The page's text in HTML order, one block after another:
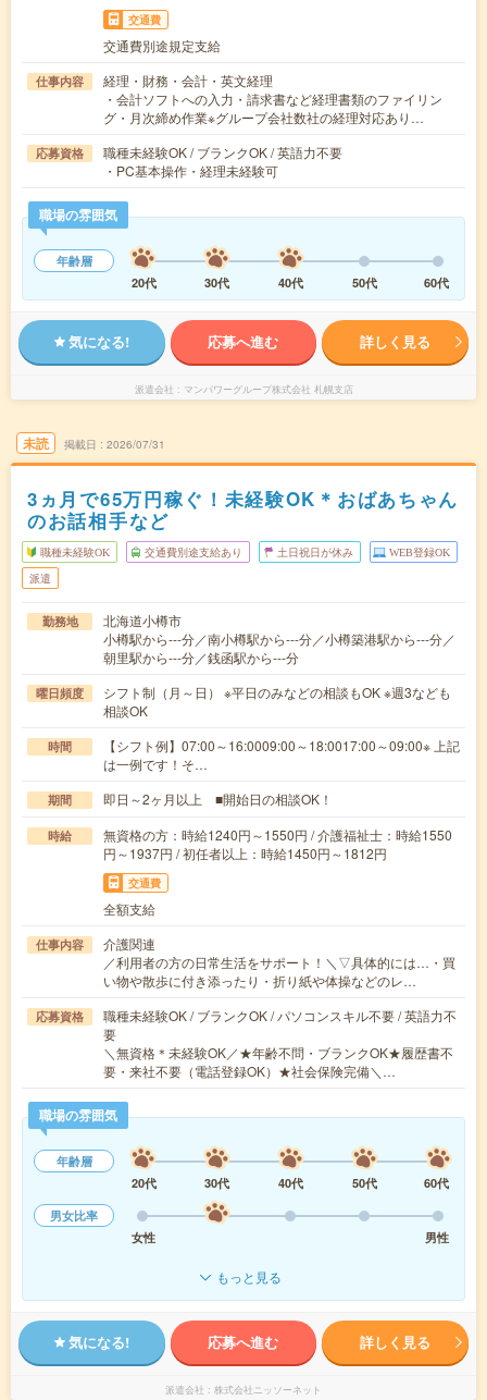
交通費
交通費別途規定支給
仕事内容
経理・財務・会計・英文経理
・会計ソフトへの入力・請求書など経理書類のファイリン
グ・月次締め作業※グループ会社数社の経理対応あり…
応募資格
職種未経験OK / ブランクOK / 英語力不要
・PC基本操作・経理未経験可
職場の雰囲気
年齢層
20代
30代 40代 50代 60代
気になる! 応募へ進む 詳しく見る
派遣会社 マンパワーグループ株式会社 札幌支店
未読 掲載日 2026/07/31
3ヵ月で65万円稼ぐ！未経験OK＊おばあちゃん
のお話相手など
職種未経験OK 交通費別途支給あり 土日祝日が休み WEB登録OK
派遣
勤務地
北海道小樽市
小樽駅から---分／南小樽駅から---分／小樽築港駅から---分／
朝里駅から---分／銭函駅から---分
曜日頻度
シフト制（月～日） ※平日のみなどの相談もOK ※週3なども
相談OK
時間
【シフト例】07:00～16:0009:00～18:0017:00～09:00※ 上記
は一例です！そ…
期間 即日～2ヶ月以上 ■開始日の相談OK！
時給
無資格の方：時給1240円～1550円 / 介護福祉士：時給1550
円～1937円 / 初任者以上：時給1450円～1812円
交通費
全額支給
仕事内容
介護関連
／利用者の方の日常生活をサポート！＼▽具体的には…・買
い物や散歩に付き添ったり・折り紙や体操などのレ…
応募資格
職種未経験OK / ブランクOK / パソコンスキル不要 / 英語力不
要
＼無資格＊未経験OK／★年齢不問・ブランクOK★履歴書不
要・来社不要（電話登録OK）★社会保険完備＼…
職場の雰囲気
年齢層
20代
30代 40代 50代
60代
男女比率
女性
男性
もっと見る
気になる! 応募へ進む 詳しく見る
派遣会社 株式会社ニッソーネット